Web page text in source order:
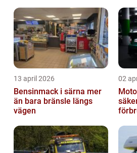
13 april 2026
Bensinmack i särna mer
än bara bränsle längs
vägen
02